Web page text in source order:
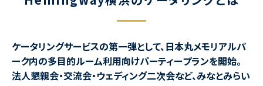
ケータリングサービスの第一弾として、日本丸メモリアルパ
ーク内の多目的ルーム利用向けパーティープランを開始。
法人懇親会・交流会・ウェディング二次会など、みなとみらい